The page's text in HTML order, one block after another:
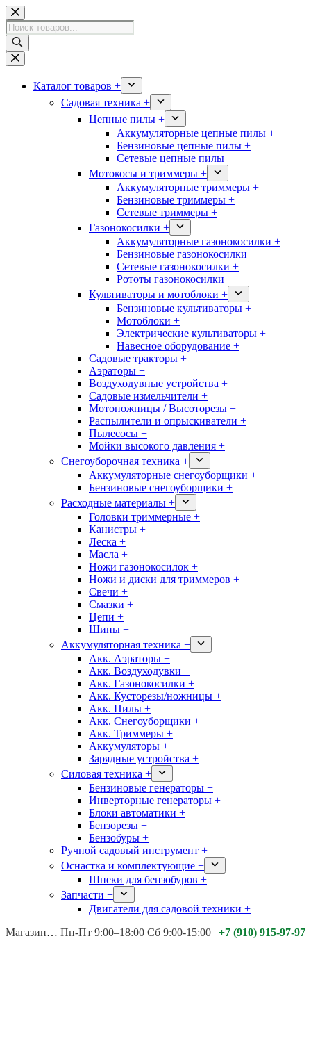
Перейти
к
сути
Поиск
товаров
Каталог товаров +
Садовая техника +
Цепные пилы +
Аккумуляторные цепные пилы +
Бензиновые цепные пилы +
Сетевые цепные пилы +
Мотокосы и триммеры +
Аккумуляторные триммеры +
Бензиновые триммеры +
Сетевые триммеры +
Газонокосилки +
Аккумуляторные газонокосилки +
Бензиновые газонокосилки +
Сетевые газонокосилки +
Рототы газонокосилки +
Культиваторы и мотоблоки +
Бензиновые культиваторы +
Мотоблоки +
Электрические культиваторы +
Навесное оборудование +
Садовые тракторы +
Аэраторы +
Воздуходувные устройства +
Садовые измельчители +
Мотоножницы / Высоторезы +
Распылители и опрыскиватели +
Пылесосы +
Мойки высокого давления +
Снегоуборочная техника +
Аккумуляторные снегоуборщики +
Бензиновые снегоуборщики +
Расходные материалы +
Головки триммерные +
Канистры +
Леска +
Масла +
Ножи газонокосилок +
Ножи и диски для триммеров +
Свечи +
Смазки +
Цепи +
Шины +
Аккумуляторная техника +
Акк. Аэраторы +
Акк. Воздуходувки +
Акк. Газонокосилки +
Акк. Кусторезы/ножницы +
Акк. Пилы +
Акк. Снегоуборщики +
Акк. Триммеры +
Аккумуляторы +
Зарядные устройства +
Силовая техника +
Бензиновые генераторы +
Инверторные генераторы +
Блоки автоматики +
Бензорезы +
Бензобуры +
Ручной садовый инструмент +
Оснастка и комплектующие +
Шнеки для бензобуров +
Запчасти +
Двигатели для садовой техники +
Магазины: Калуга ул. Московская д.113
Пн-Пт 9:00–18:00 Сб 9:00-15:00 | +7 (910) 915-97-97